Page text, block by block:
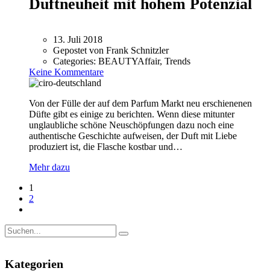
Duftneuheit mit hohem Potenzial
13. Juli 2018
Gepostet von Frank Schnitzler
Categories: BEAUTYAffair, Trends
Keine Kommentare
Von der Fülle der auf dem Parfum Markt neu erschienenen
Düfte gibt es einige zu berichten. Wenn diese mitunter
unglaubliche schöne Neuschöpfungen dazu noch eine
authentische Geschichte aufweisen, der Duft mit Liebe
produziert ist, die Flasche kostbar und…
Mehr dazu
1
2
Kategorien